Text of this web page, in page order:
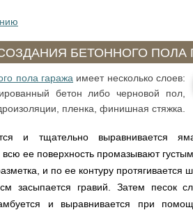
БЕТОННОГО ПОЛА
пола гаража имеет несколько слоев:
бетон либо черновой пол,
пленка, финишная стяжка.
и тщательно выравнивается
всю ее поверхность промазывают
и по ее контуру протягивается
засыпается гравий. Затем песок
и выравнивается при